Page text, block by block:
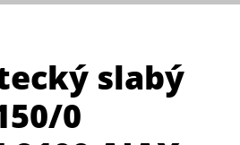
slabý
0